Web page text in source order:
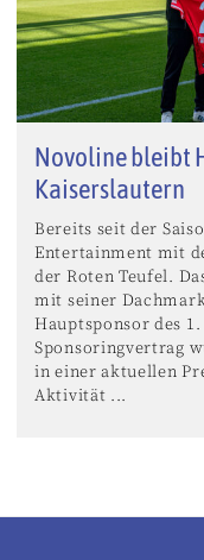
Novoline bleibt
Kaiserslautern
Bereits seit der
Entertainment mit
der Roten Teufel.
mit seiner
Hauptsponsor des
Sponsoringvertrag
in einer aktuellen
Aktivität ...